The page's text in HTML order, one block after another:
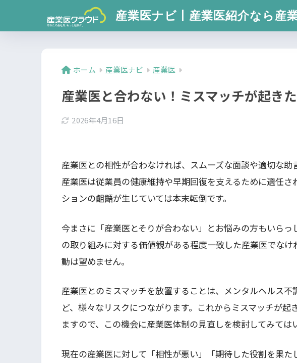
産業医ナビ丨産業医紹介なら産
ホーム 産業医ナビ 産業医
産業医と合わない！ミスマッチが起き
2026年4月16日
産業医との相性が合わなければ、スムーズな面談や適切な
産業医は従業員の健康維持や早期回復を支えるために選任
ションの齟齬が生じていては本末転倒です。
今まさに「産業医とそりが合わない」とお悩みの方もいらっ
の取り組みに対する価値観がある程度一致した産業医でな
動は望めません。
産業医とのミスマッチを放置することは、メンタルヘルス
ど、様々なリスクにつながります。これからミスマッチが起
ますので、この機会に産業医体制の見直しを検討してみては
現在の産業医に対して「相性が悪い」「期待した役割を果た